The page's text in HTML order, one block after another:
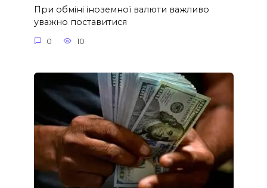
При обміні іноземної валюти важливо
уважно поставитися
0 10